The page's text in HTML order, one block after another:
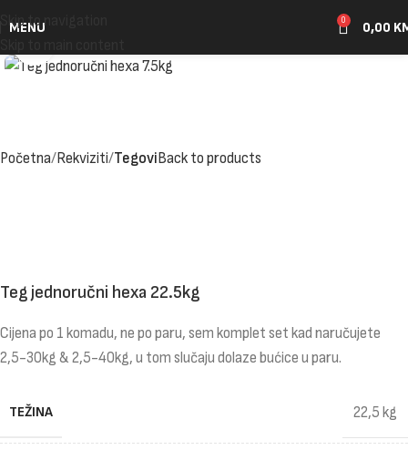
Skip to navigation
MENU 0 0,00
Početna Rekviziti TegoviBack to products
Teg jednoručni hexa 22.5kg
Cijena po 1 komadu, ne po paru, sem komplet set kad naručujete
2,5-30kg & 2,5-40kg, u tom slučaju dolaze bućice u paru.
TEŽINA 22,5 kg